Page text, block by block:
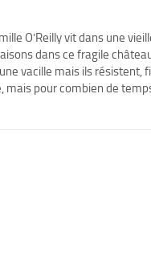
O’Reilly vit dans une
dans ce fragile
vacille mais ils
mais pour combien de